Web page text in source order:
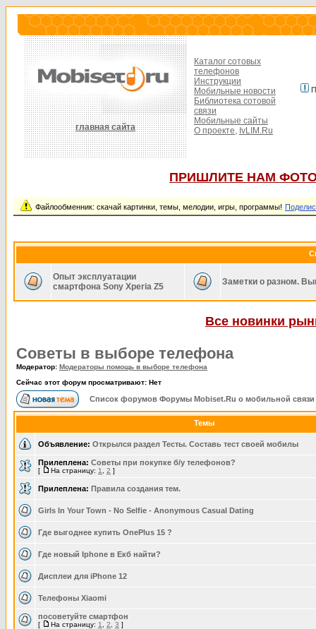
главная сайта
Каталог сотовых
телефонов
Инструкции
Мобильные новости
Библиотека сотовой
связи
Мобильные сайты
О проекте, IvLIM.Ru
ПРИШЛИТЕ НАМ
Файлообменник: скачай картинки, темы, мелодии, игры, программы!
Опыт эксплуатации
смартфона Sony Xperia Z5
Заметки о разном.
Все новинки
Советы в выборе телефона
Модератор: Модераторы помощь в выборе телефона
Сейчас этот форум просматривают: Нет
Список форумов Форумы Mobiset.Ru о мобильной связи
Темы
Объявление: Открылся раздел Тесты. Составь тест своей мобилы
Прилеплена: Советы при покупке б/у телефонов?
[ На страницу: 1 2 ]
Прилеплена: Правила создания тем.
Girls In Your Town - No Selfie - Anonymous Casual Dating
Где выгоднее купить OnePlus 15 ?
Где новый Iphone в Екб найти?
Дисплеи для iPhone 12
Телефоны Xiaomi
посоветуйте смартфон
[ На страницу: 1 2 3 ]